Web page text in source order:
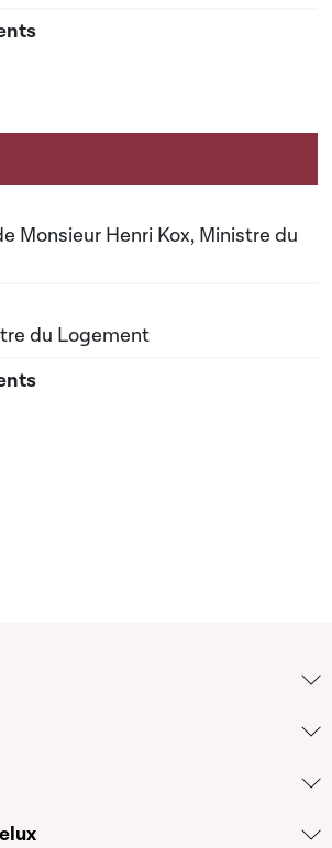
Monsieur Henri Kox, Ministre du
du Logement